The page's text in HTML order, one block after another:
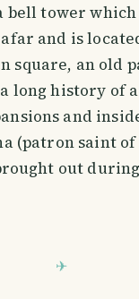
bell tower which
and is
square, an old
long history of
and
(patron saint
out